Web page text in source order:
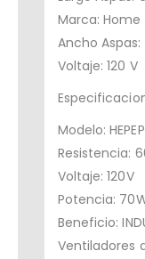
Marca: Home
Ancho Aspas:
Voltaje: 120 V
Modelo:
Resistencia:
Voltaje: 120V
Potencia:
Beneficio:
Ventiladores